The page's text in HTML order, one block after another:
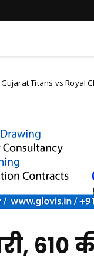
vs Royal
610